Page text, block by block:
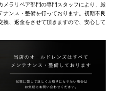
メラリペア部門の専門スタッフにより、厳
ナンス・整備を行っております。初期不良
、返金をさせて頂きますので、安心して